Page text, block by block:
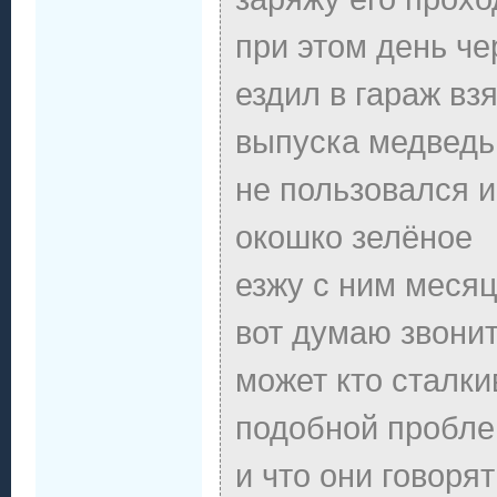
при этом день
ездил в гараж
выпуска медведь
не пользовался
окошко зелёное
езжу с ним
вот думаю
может кто
подобной
и что они